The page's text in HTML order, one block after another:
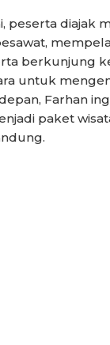
peserta diajak
berkunjung
untuk
Farhan
paket